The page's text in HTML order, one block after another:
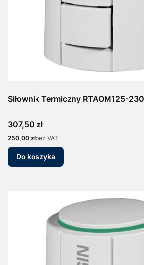
Siłownik Termiczny RTAOM125-230
Cena
307,50 zł
Cena
250,00 złbez VAT
Do koszyka